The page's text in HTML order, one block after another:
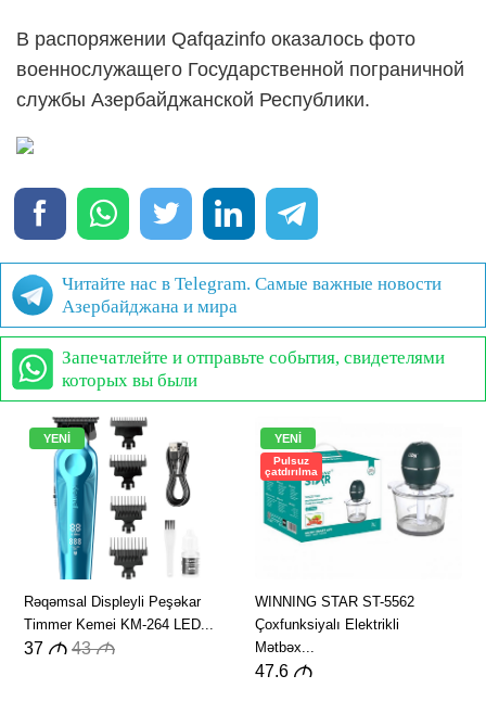
В распоряжении Qafqazinfo оказалось фото
военнослужащего Государственной пограничной
службы Азербайджанской Республики.
Читайте нас в Telegram. Самые важные новости
Азербайджана и мира
Запечатлейте и отправьте события, свидетелями
которых вы были